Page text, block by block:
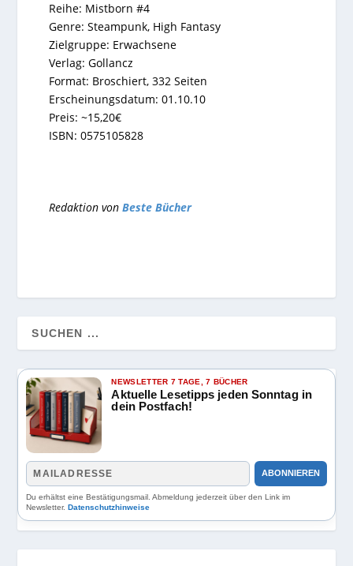
Reihe: Mistborn #4
Genre:Steampunk, High Fantasy
Zielgruppe: Erwachsene
Verlag:Gollancz
Format: Broschiert, 332 Seiten
Erscheinungsdatum: 01.10.10
Preis:~15,20€
ISBN:0575105828
Redaktion vonBeste Bücher
NEWSLETTER 7 TAGE, 7 BÜCHER
Aktuelle Lesetipps jeden Sonntag in
dein Postfach!
ABONNIEREN
Du erhältst eine Bestätigungsmail. Abmeldung jederzeit über den Link im
Newsletter.Datenschutzhinweise